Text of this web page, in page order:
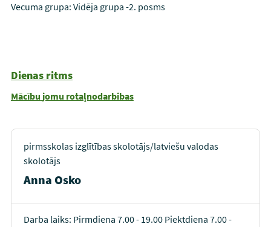
Vecuma grupa: Vidēja grupa -2. posms
Dienas ritms
Mācību jomu rotaļnodarbibas
pirmsskolas izglītības skolotājs/latviešu valodas
skolotājs
Anna Osko
Darba laiks: Pirmdiena 7.00 - 19.00 Piektdiena 7.00 -